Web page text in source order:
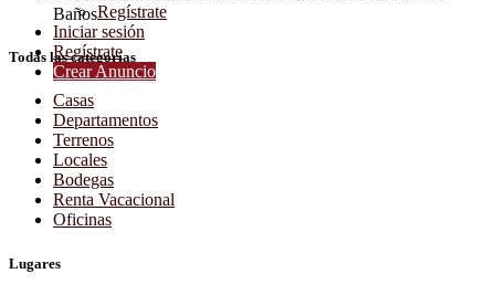
Regístrate
Iniciar sesión
Regístrate
Crear Anuncio
Baños
Todas las categorías
Casas
Departamentos
Terrenos
Locales
Bodegas
Renta Vacacional
Oficinas
Lugares